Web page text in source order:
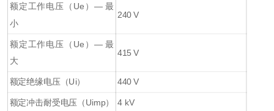
额定工作电压（Ue）— 最
小
240 V
额定工作电压（Ue）— 最
大
415 V
额定绝缘电压（Ui） 440 V
额定冲击耐受电压（Uimp） 4 kV